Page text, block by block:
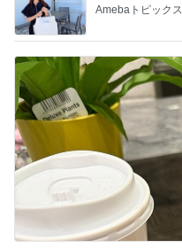
Amebaトピックス